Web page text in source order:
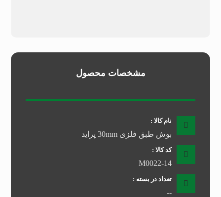
مشخصات محصول
نام کالا :
بوش طبق فلزی 30mm پراید
کد کالا :
M0022-14
تعداد در بسته :
--